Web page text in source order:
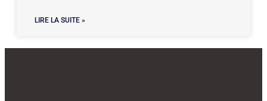
LIRE LA SUITE »